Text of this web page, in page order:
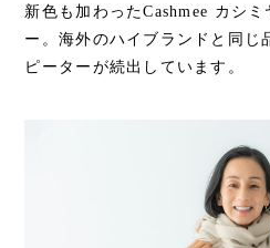
新色も加わったCashmee カシ
ー。海外のハイブランドと同じ
ピーターが続出しています。